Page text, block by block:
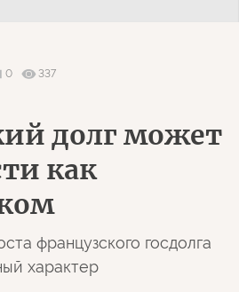
0
337
долг может
как
французского госдолга
характер